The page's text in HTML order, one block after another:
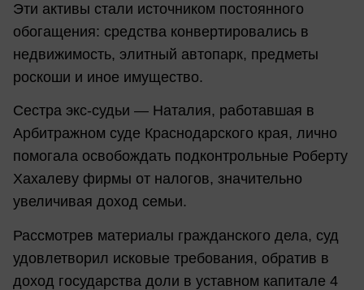
Эти активы стали источником постоянного
обогащения: средства конвертировались в
недвижимость, элитный автопарк, предметы
роскоши и иное имущество.
Сестра экс-судьи — Наталия, работавшая в
Арбитражном суде Краснодарского края, лично
помогала освобождать подконтрольные Роберту
Хахалеву фирмы от налогов, значительно
увеличивая доход семьи.
Рассмотрев материалы гражданского дела, суд
удовлетворил исковые требования, обратив в
доход государства доли в уставном капитале 4